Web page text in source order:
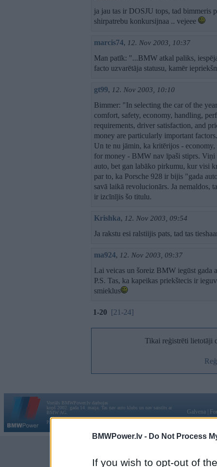
BMWPower.lv - Do Not Process
If you wish to opt-out of
ja jau tas ir DOSJU tops, tad bimmeris
shirpatrebu konkursijnaa .. vejeee
marcis74, 12. Nov 2003, 10:37
Man patīk: "...BMW atkal paliks,
facto uzvarētāja statusu, kamēr
gt99, 12. Nov 2003, 10:10
Bimmer: "In selecting the car of the
comfort, safety, economy, handling,
requirements, driver satisfaction, and
money are particularly important
Un te nu jāmin, ka kritērijos -
for money - BMW nav īpaši stiprs.
auto, bet gan labāko pirkumu, kur visi
par to, ka Porsche 928 ir bijis "gada
savā laikā revolucionārs. Ja nemaldos,
ir izcīnījis šo titulu.
Krishka, 12. Nov 2003, 09:54
Ja rakstu esi ralstiijis pats, tad tas
ma924, 12. Nov 2003, 09:37
Lai veicas un šoreiz BMW iegūst gada
P.S. Tas, ka kapeikas priekštecis ir
smieklus
1-20 [21-24]
Tikai reģistrēti lietotāji
Vortāls BMWPower.lv darbojas
kopš 2002. gada 14. maija. Tas nav auto klubs un nav saistīts ar
BMW AG.
Par BMWPower
Galvena